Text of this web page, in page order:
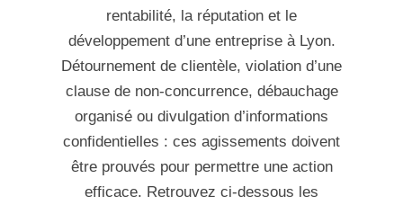
rentabilité, la réputation et le
développement d’une entreprise à Lyon.
Détournement de clientèle, violation d’une
clause de non-concurrence, débauchage
organisé ou divulgation d’informations
confidentielles : ces agissements doivent
être prouvés pour permettre une action
efficace. Retrouvez ci-dessous les